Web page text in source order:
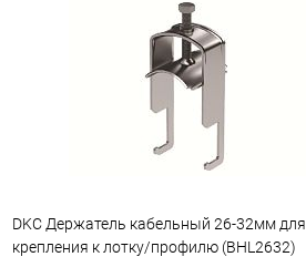
DKC Держатель кабельный 26-32мм для
крепления к лотку/профилю (BHL2632)